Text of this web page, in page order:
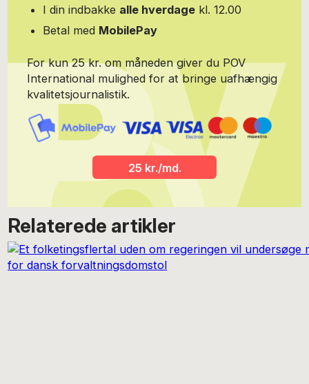
I din indbakke alle hverdage kl. 12.00
Betal med MobilePay
For kun 25 kr. om måneden giver du POV
International mulighed for at bringe uafhængig
kvalitetsjournalistik.
25 kr./md.
Relaterede artikler